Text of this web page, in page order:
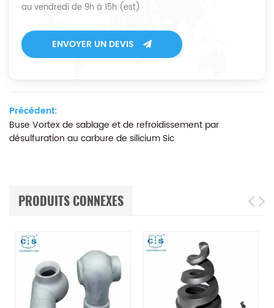
au vendredi de 9h à 15h (est)
ENVOYER UN DEVIS
Précédent:
Buse Vortex de sablage et de refroidissement par
désulfuration au carbure de silicium Sic
PRODUITS CONNEXES